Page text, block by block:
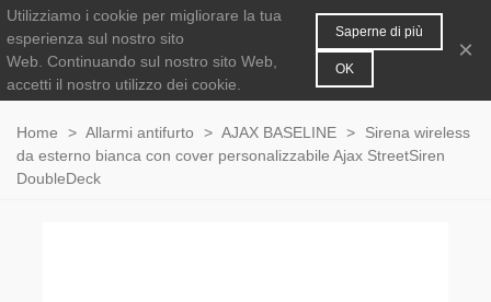
0
Home > Allarmi antifurto > AJAX BASELINE >
Sirena wireless
da esterno bianca con cover personalizzabile Ajax StreetSiren
DoubleDeck
Utilizziamo i cookie per migliorare la tua
esperienza sul nostro sito
Web. Continuando sul nostro sito Web,
accetti il nostro utilizzo dei cookie.
Saperne di più
OK
×